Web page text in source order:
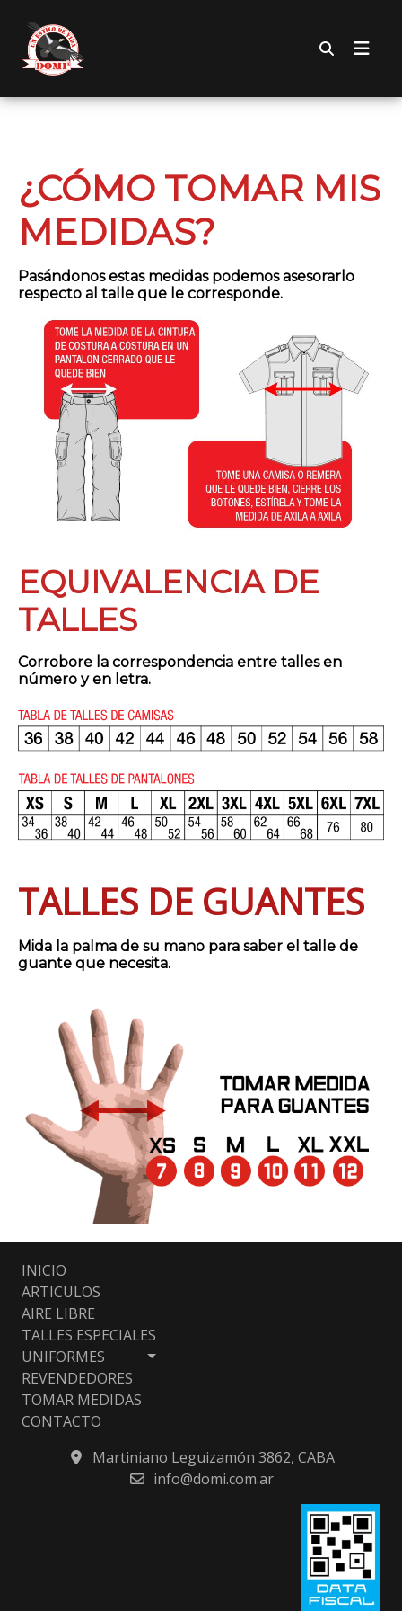
¿CÓMO TOMAR MIS
MEDIDAS?
Pasándonos estas medidas podemos asesorarlo
respecto al talle que le corresponde.
EQUIVALENCIA DE
TALLES
Corrobore la correspondencia entre talles en
número y en letra.
TALLES DE GUANTES
Mida la palma de su mano para saber el talle de
guante que necesita.
INICIO
ARTICULOS
AIRE LIBRE
TALLES ESPECIALES
UNIFORMES
REVENDEDORES
TOMAR MEDIDAS
CONTACTO
Martiniano Leguizamón 3862, CABA
info@domi.com.ar